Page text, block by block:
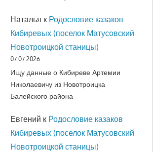
Наталья к Родословие казаков
Кибиревых (поселок Матусовский
Новотроицкой станицы)
07.07.2026
Ищу данные о Кибиреве Артемии
Николаевичу из Новотроицка
Балейского района
Евгений к Родословие казаков
Кибиревых (поселок Матусовский
Новотроицкой станицы)